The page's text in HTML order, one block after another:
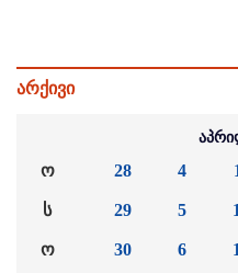
არქივი
ო
ს
ო
28
29
30
4
5
6